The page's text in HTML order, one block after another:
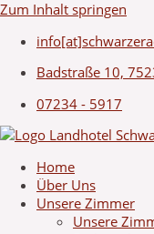
Zum Inhalt springen
Badstraße 10,
07234 - 5917
Home
Über Uns
Unsere Zimmer
Unsere